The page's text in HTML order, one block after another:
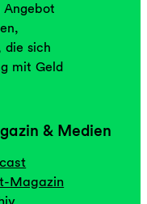
Angebot
die sich
mit Geld
& Medien
Magazin